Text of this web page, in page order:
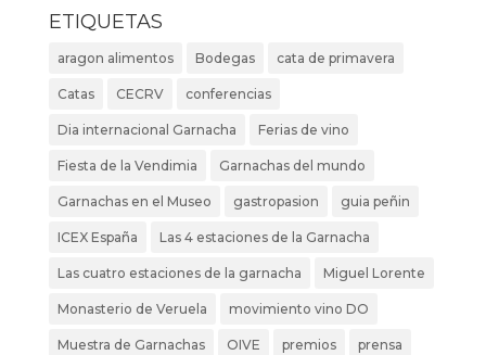
ETIQUETAS
aragon alimentos Bodegas cata de primavera
Catas CECRV conferencias
Dia internacional Garnacha Ferias de vino
Fiesta de la Vendimia Garnachas del mundo
Garnachas en el Museo gastropasion guia peñin
ICEX España Las 4 estaciones de la Garnacha
Las cuatro estaciones de la garnacha Miguel Lorente
Monasterio de Veruela movimiento vino DO
Muestra de Garnachas OIVE premios prensa